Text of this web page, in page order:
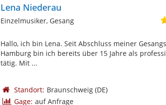
Lena Niederau
Einzelmusiker, Gesang
Hallo, ich bin Lena. Seit Abschluss meiner
Hamburg bin ich bereits über 15 Jahre als
tätig. Mit ...
Standort: Braunschweig(DE)
Gage: auf Anfrage